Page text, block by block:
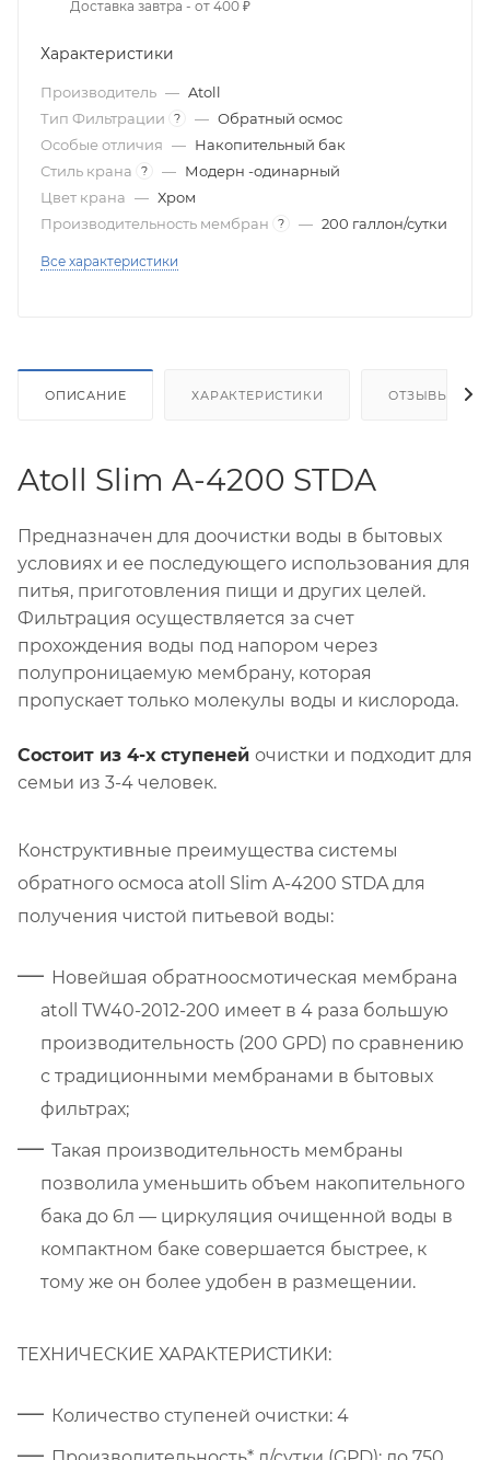
Доставка завтра - от 400 ₽
Характеристики
Производитель — Atoll
Тип Фильтрации
? — Обратный осмос
Особые отличия — Накопительный бак
Стиль крана
? — Модерн -одинарный
Цвет крана — Хром
Производительность мембран
? — 200 галлон/сутки
Все характеристики
ОПИСАНИЕ ХАРАКТЕРИСТИКИ ОТЗЫВЫ
Atoll Slim A-4200 STDA
Предназначен для доочистки воды в бытовых
условиях и ее последующего использования для
питья, приготовления пищи и других целей.
Фильтрация осуществляется за счет
прохождения воды под напором через
полупроницаемую мембрану, которая
пропускает только молекулы воды и кислорода.
Состоит из 4-х ступеней очистки и подходит для
семьи из 3-4 человек.
Конструктивные преимущества системы
обратного осмоса atoll Slim A-4200 STDA для
получения чистой питьевой воды:
Новейшая обратноосмотическая мембрана
atoll TW40-2012-200 имеет в 4 раза большую
производительность (200 GPD) по сравнению
с традиционными мембранами в бытовых
фильтрах;
Такая производительность мембраны
позволила уменьшить объем накопительного
бака до 6л — циркуляция очищенной воды в
компактном баке совершается быстрее, к
тому же он более удобен в размещении.
ТЕХНИЧЕСКИЕ ХАРАКТЕРИСТИКИ:
Количество ступеней очистки: 4